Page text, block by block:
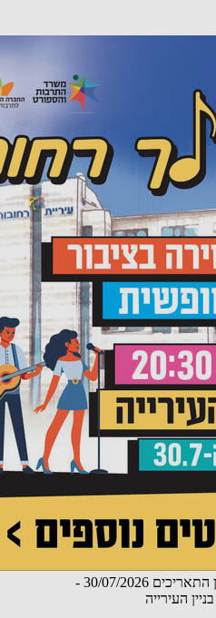
שרים לך רחובות: כל יום חמישי בין התאריכים 30/07/2026 -